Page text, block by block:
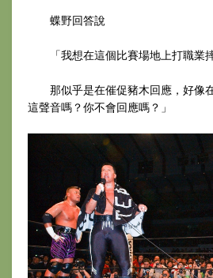
蝶野回答說
「我想在這個比賽場地上打職業摔
那似乎是在催促豬木回應，好像
這聲音嗎？你不會回應嗎？」